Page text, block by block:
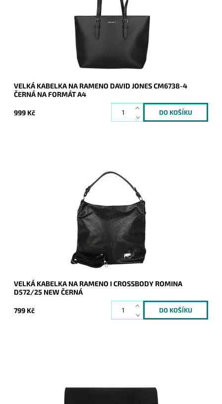
21135
David Jones Paris
2 roky
VELKÁ KABELKA NA RAMENO DAVID JONES CM6738-4
ČERNÁ NA FORMÁT A4
999 Kč
Jedna z nejprodávanějších kabelek roku 2024 a 2025 je zpět
a v novém designu - je doplněna o aplikaci značky na čelní
Skladem
20939
ROMINA&CO
2 roky
VELKÁ KABELKA NA RAMENO I CROSSBODY ROMINA
D572/25 NEW ČERNÁ
799 Kč
9200
ROMINA&CO